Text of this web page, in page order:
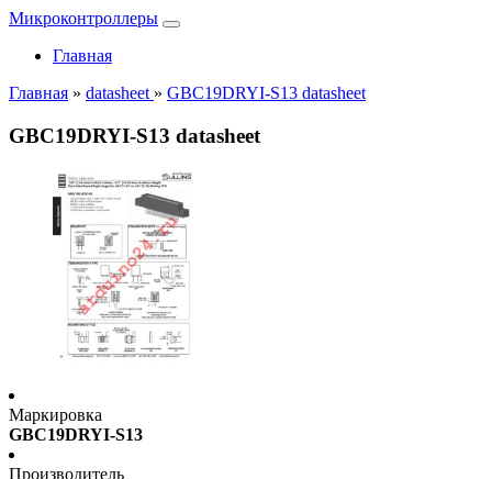
Микроконтроллеры
Главная
Главная » datasheet » GBC19DRYI-S13 datasheet
GBC19DRYI-S13 datasheet
Маркировка
GBC19DRYI-S13
Производитель